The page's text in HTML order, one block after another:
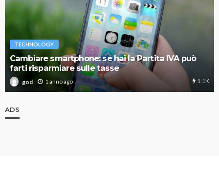
TECHNOLOGY
Cambiare smartphone: se hai la Partita IVA può
farti risparmiare sulle tasse
god 1 anno ago 1.1K
ADS